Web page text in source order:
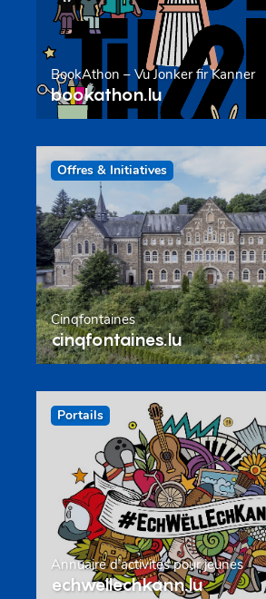
BookAthon – Vu Jonker fir Kanner
bookathon.lu
Offres & Initiatives
Cinqfontaines
cinqfontaines.lu
Portails
Annuaire d’activités pour jeunes
echwellechkann.lu